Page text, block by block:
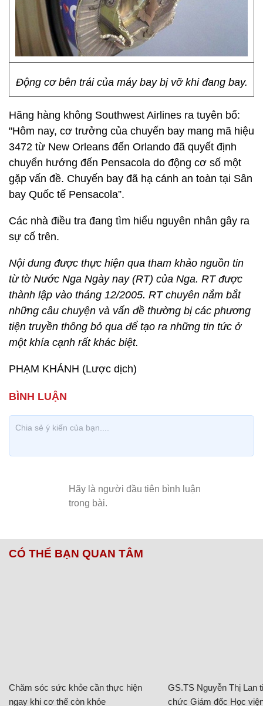
Động cơ bên trái của máy bay bị vỡ khi đang bay.
Hãng hàng không Southwest Airlines ra tuyên bố:
"Hôm nay, cơ trưởng của chuyến bay mang mã hiệu
3472 từ New Orleans đến Orlando đã quyết định
chuyển hướng đến Pensacola do động cơ số một
gặp vấn đề. Chuyến bay đã hạ cánh an toàn tại Sân
bay Quốc tế Pensacola”.
Các nhà điều tra đang tìm hiểu nguyên nhân gây ra
sự cố trên.
Nội dung được thực hiện qua tham khảo nguồn tin
từ tờ Nước Nga Ngày nay (RT) của Nga. RT được
thành lập vào tháng 12/2005. RT chuyên nắm bắt
những câu chuyện và vấn đề thường bị các phương
tiện truyền thông bỏ qua để tạo ra những tin tức ở
một khía cạnh rất khác biệt.
PHẠM KHÁNH (Lược dịch)
CÓ THỂ BẠN QUAN TÂM
Chăm sóc sức khỏe cần thực hiện
ngay khi cơ thể còn khỏe
GS.TS Nguyễn Thị Lan
chức Giám đốc Học